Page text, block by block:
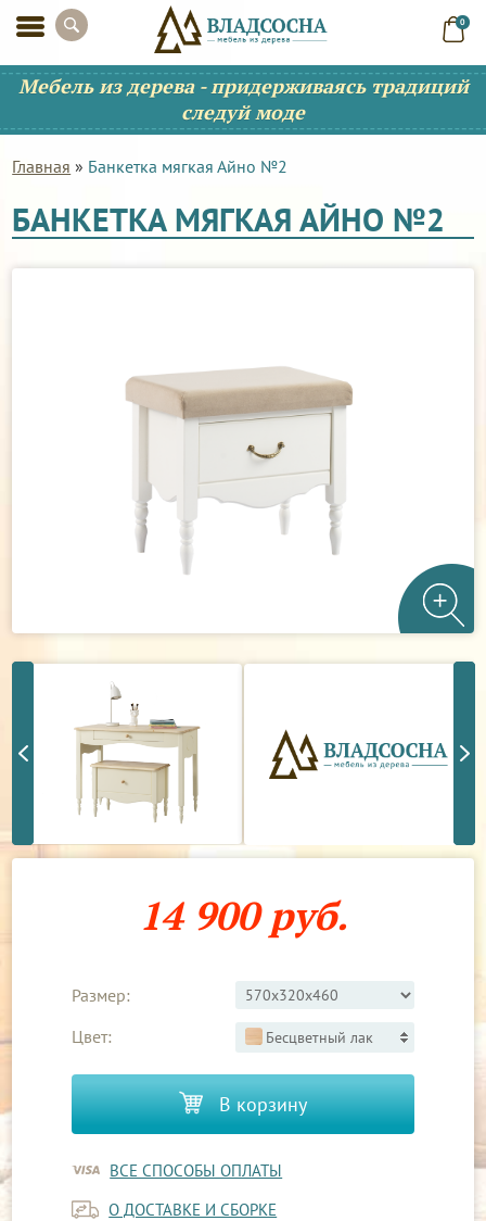
0
Мебель из дерева - придерживаясь традиций
следуй моде
Главная » Банкетка мягкая Айно №2
БАНКЕТКА МЯГКАЯ АЙНО №2
14 900 руб.
Размер:
Цвет:
Бесцветный лак
В корзину
ВСЕ СПОСОБЫ ОПЛАТЫ
О ДОСТАВКЕ И СБОРКЕ